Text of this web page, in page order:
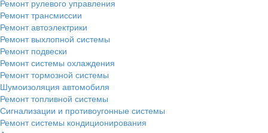
Ремонт рулевого управления
Ремонт трансмиссии
Ремонт автоэлектрики
Ремонт выхлопной системы
Ремонт подвески
Ремонт системы охлаждения
Ремонт тормозной системы
Шумоизоляция автомобиля
Ремонт топливной системы
Сигнализации и противоугонные системы
Ремонт системы кондиционирования